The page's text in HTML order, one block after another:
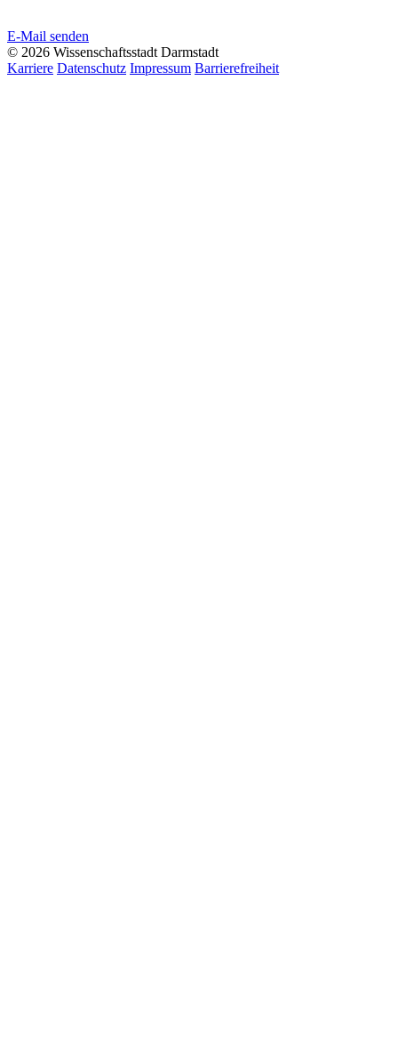
E-Mail senden
© 2026 Wissenschaftsstadt Darmstadt
Karriere Datenschutz Impressum Barrierefreiheit